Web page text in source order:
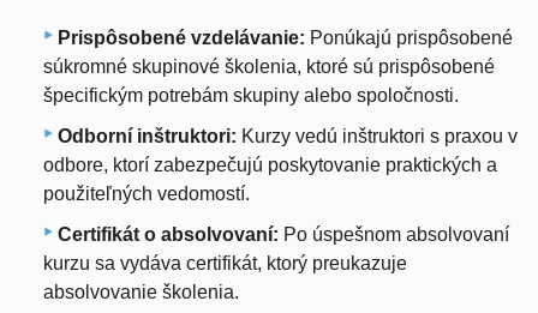
Prispôsobené vzdelávanie: Ponúkajú prispôsobené
súkromné ​​skupinové školenia, ktoré sú prispôsobené
špecifickým potrebám skupiny alebo spoločnosti.
Odborní inštruktori: Kurzy vedú inštruktori s praxou v
odbore, ktorí zabezpečujú poskytovanie praktických a
použiteľných vedomostí.
Certifikát o absolvovaní: Po úspešnom absolvovaní
kurzu sa vydáva certifikát, ktorý preukazuje
absolvovanie školenia.